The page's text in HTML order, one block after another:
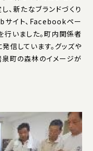
、新たなブランドづくり
サイト、Facebookペー
いました。町内関係者
信しています。グッズや
町の森林のイメージが